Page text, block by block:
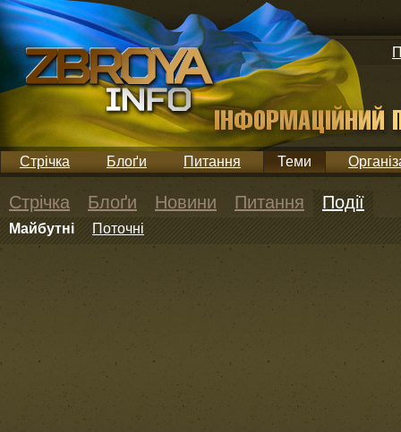
Стрічка Блоґи Питання Теми
Стрічка Блоґи Новини Питання Події
Майбутні Поточні